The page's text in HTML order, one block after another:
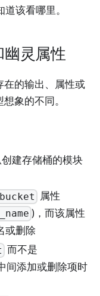
该看哪里。
幽灵属性
在的输出、属性或
象的不同。
建存储桶的模块
属性
)，而该属性
或删除
而不是
间添加或删除项时